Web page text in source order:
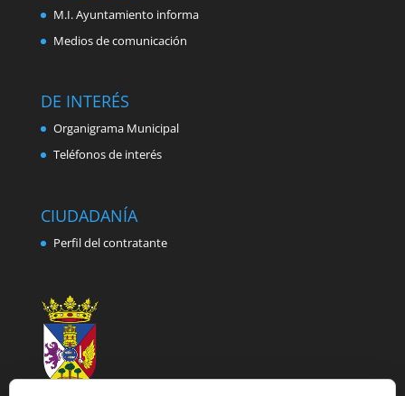
M.I. Ayuntamiento informa
Medios de comunicación
DE INTERÉS
Organigrama Municipal
Teléfonos de interés
CIUDADANÍA
Perfil del contratante